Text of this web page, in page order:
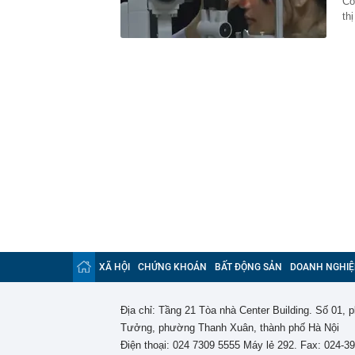
XÃ HỘI CHỨNG KHOÁN BẤT ĐỘNG SẢN DOANH
Địa chỉ: Tầng 21 Tòa nhà Center Building. Số 01,
Tưởng, phường Thanh Xuân, thành phố Hà Nội
Điện thoại: 024 7309 5555 Máy lẻ 292. Fax: 024-